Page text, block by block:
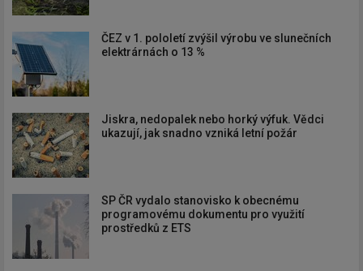
ČEZ v 1. pololetí zvýšil výrobu ve slunečních
elektrárnách o 13 %
Jiskra, nedopalek nebo horký výfuk. Vědci
ukazují, jak snadno vzniká letní požár
SP ČR vydalo stanovisko k obecnému
programovému dokumentu pro využití
prostředků z ETS